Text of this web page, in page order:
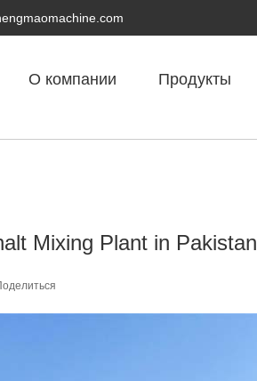
О компании Продукты
Mixing Plant in Pakistan